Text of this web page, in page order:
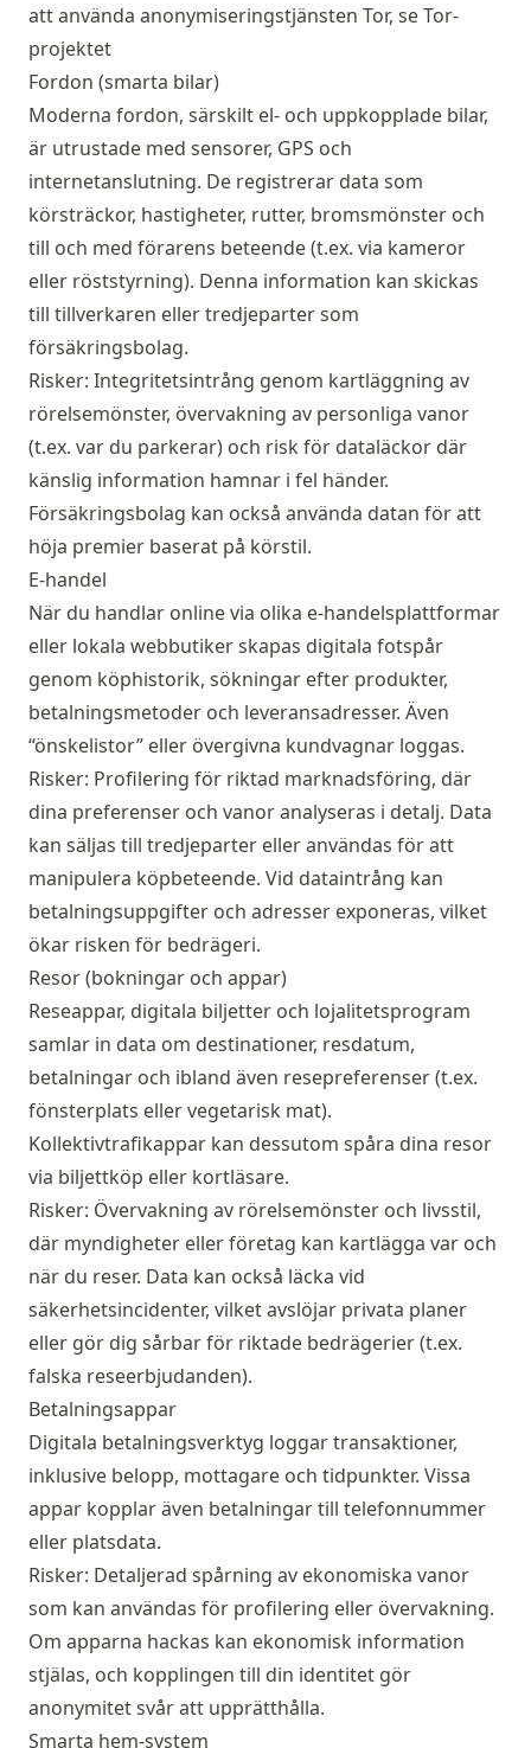
att använda anonymiseringstjänsten Tor, seTor-
projektet
Fordon (smarta bilar)
Moderna fordon, särskilt el- och uppkopplade bilar,
är utrustade med sensorer, GPS och
internetanslutning. De registrerar data som
körsträckor, hastigheter, rutter, bromsmönster och
till och med förarens beteende (t.ex. via kameror
eller röststyrning). Denna information kan skickas
till tillverkaren eller tredjeparter som
försäkringsbolag.
Risker: Integritetsintrång genom kartläggning av
rörelsemönster, övervakning av personliga vanor
(t.ex. var du parkerar) och risk för dataläckor där
känslig information hamnar i fel händer.
Försäkringsbolag kan också använda datan för att
höja premier baserat på körstil.
E-handel
När du handlar online via olika e-handelsplattformar
eller lokala webbutiker skapas digitala fotspår
genom köphistorik, sökningar efter produkter,
betalningsmetoder och leveransadresser. Även
“önskelistor” eller övergivna kundvagnar loggas.
Risker: Profilering för riktad marknadsföring, där
dina preferenser och vanor analyseras i detalj. Data
kan säljas till tredjeparter eller användas för att
manipulera köpbeteende. Vid dataintrång kan
betalningsuppgifter och adresser exponeras, vilket
ökar risken för bedrägeri.
Resor (bokningar och appar)
Reseappar, digitala biljetter och lojalitetsprogram
samlar in data om destinationer, resdatum,
betalningar och ibland även resepreferenser (t.ex.
fönsterplats eller vegetarisk mat).
Kollektivtrafikappar kan dessutom spåra dina resor
via biljettköp eller kortläsare.
Risker: Övervakning av rörelsemönster och livsstil,
där myndigheter eller företag kan kartlägga var och
när du reser. Data kan också läcka vid
säkerhetsincidenter, vilket avslöjar privata planer
eller gör dig sårbar för riktade bedrägerier (t.ex.
falska reseerbjudanden).
Betalningsappar
Digitala betalningsverktyg loggar transaktioner,
inklusive belopp, mottagare och tidpunkter. Vissa
appar kopplar även betalningar till telefonnummer
eller platsdata.
Risker: Detaljerad spårning av ekonomiska vanor
som kan användas för profilering eller övervakning.
Om apparna hackas kan ekonomisk information
stjälas, och kopplingen till din identitet gör
anonymitet svår att upprätthålla.
Smarta hem-system